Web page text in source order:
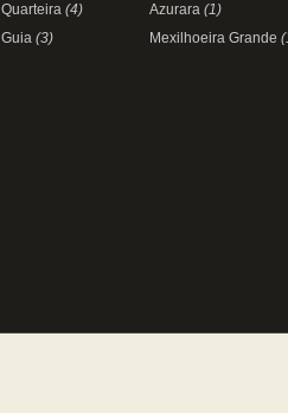
Quarteira (4)
Guia (3)
Azurara (1)
Mexilhoeira Grande